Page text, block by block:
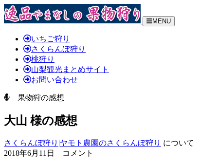
MENU
いちご狩り
さくらんぼ狩り
桃狩り
山梨観光まとめサイト
お問い合わせ
果物狩の感想
大山 様の感想
さくらんぼ狩り |ヤモト農園のさくらんぼ狩り について
2018年6月11日 コメント